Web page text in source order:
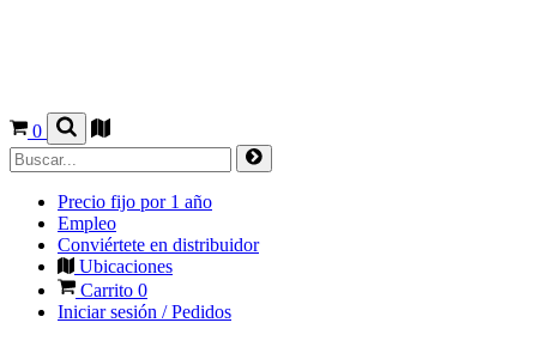
0
Precio fijo por 1 año
Empleo
Conviértete en distribuidor
Ubicaciones
Carrito 0
Iniciar sesión / Pedidos